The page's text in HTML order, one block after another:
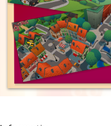
solver the town has ever seen!
Features:
- No ads
- No in-app purchase
- Solve crimes in a beautiful 3d
- Customize your own police
- Earn police badges and unlock
- Look for clues and stolen